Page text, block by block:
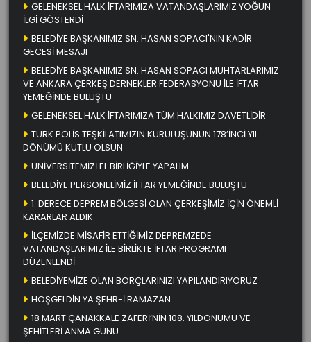
GELENEKSEL HALK İFTARIMIZA VATANDAŞLARIMIZ YOĞUN
İLGİ GÖSTERDİ
BELEDİYE BAŞKANIMIZ SN. HASAN SOPACI'NIN KADİR
GECESİ MESAJI
BELEDİYE BAŞKANIMIZ SN. HASAN SOPACI MUHTARLARIMIZ
VE ANKARA ÇERKEŞ DERNEKLER FEDERASYONU İLE İFTAR
YEMEĞİNDE BULUŞTU
GELENEKSEL HALK İFTARIMIZA TÜM HALKIMIZ DAVETLİDİR
TÜRK POLİS TEŞKİLATIMIZIN KURULUŞUNUN 178’İNCİ YIL
DÖNÜMÜ KUTLU OLSUN
ÜNİVERSİTEMİZİ EL BİRLİĞİYLE YAPALIM
BELEDİYE PERSONELİMİZ İFTAR YEMEĞİNDE BULUŞTU
1. DERECE DEPREM BÖLGESİ OLAN ÇERKEŞİMİZ İÇİN ÖNEMLİ
KARARLAR ALDIK
İLÇEMİZDE MİSAFİR ETTİĞİMİZ DEPREMZEDE
VATANDAŞLARIMIZ İLE BİRLİKTE İFTAR PROGRAMI
DÜZENLENDİ
BELEDİYEMİZE OLAN BORÇLARINIZI YAPILANDIRIYORUZ
HOŞGELDİN YA ŞEHR-İ RAMAZAN
18 MART ÇANAKKALE ZAFERİ’NİN 108. YILDÖNÜMÜ VE
ŞEHİTLERİ ANMA GÜNÜ